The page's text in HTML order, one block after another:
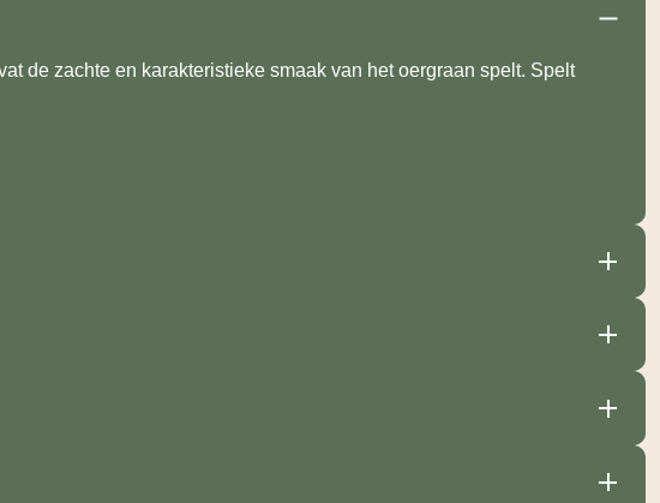
de zachte en karakteristieke smaak van het oergraan spelt. Spelt